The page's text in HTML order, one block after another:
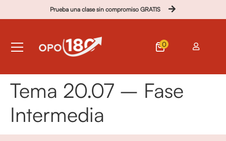
Prueba una clase sin compromiso GRATIS
0
Tema 20.07 – Fase
Intermedia